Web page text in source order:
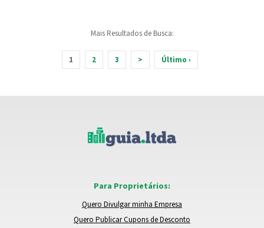
Mais Resultados de Busca:
1 2 3 > Último ›
Para Proprietários:
Quero Divulgar minha Empresa
Quero Publicar Cupons de Desconto